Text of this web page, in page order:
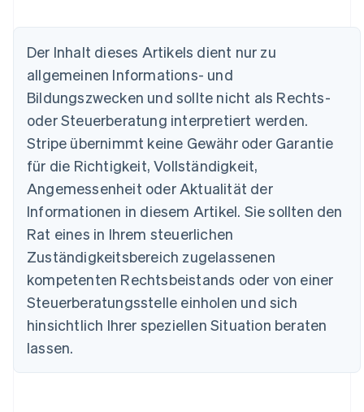
Der Inhalt dieses Artikels dient nur zu
allgemeinen Informations- und
Bildungszwecken und sollte nicht als Rechts-
oder Steuerberatung interpretiert werden.
Stripe übernimmt keine Gewähr oder Garantie
für die Richtigkeit, Vollständigkeit,
Angemessenheit oder Aktualität der
Informationen in diesem Artikel. Sie sollten den
Rat eines in Ihrem steuerlichen
Zuständigkeitsbereich zugelassenen
kompetenten Rechtsbeistands oder von einer
Steuerberatungsstelle einholen und sich
hinsichtlich Ihrer speziellen Situation beraten
lassen.
Australien
English
Belgien
Nederlands Français DeutschEnglish
Brasilien
PortuguêsEnglish
English
Dänemark
English
Deutschland
Deutsch English
Estland
Festlandchina
简体中文English
Finnland
English
Frankreich